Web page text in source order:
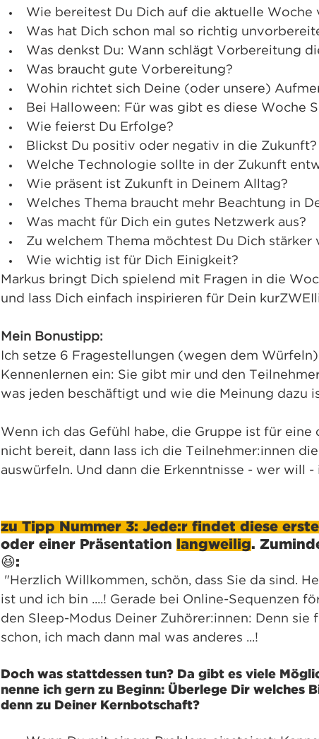
Wie bereitest Du Dich auf die aktuelle Woche
Was hat Dich schon mal so richtig
Was denkst Du: Wann schlägt Vorbereitung
Was braucht gute Vorbereitung?
Wohin richtet sich Deine (oder unsere)
Bei Halloween: Für was gibt es diese Woche
Wie feierst Du Erfolge?
Blickst Du positiv oder negativ in die Zukunft?
Welche Technologie sollte in der Zukunft
Wie präsent ist Zukunft in Deinem Alltag?
Welches Thema braucht mehr Beachtung in
Was macht für Dich ein gutes Netzwerk aus?
Zu welchem Thema möchtest Du Dich stärker
Wie wichtig ist für Dich Einigkeit?
Markus bringt Dich spielend mit Fragen in die
und lass Dich einfach inspirieren für Dein
Mein Bonustipp:
Ich setze 6 Fragestellungen (wegen dem
Kennenlernen ein: Sie gibt mir und den
was jeden beschäftigt und wie die Meinung dazu
Wenn ich das Gefühl habe, die Gruppe ist für eine
nicht bereit, dann lass ich die Teilnehmer:innen
auswürfeln. Und dann die Erkenntnisse - wer will -
zu Tipp Nummer 3: Jede:r findet diese
oder einer Präsentation
langweilig.
😆:
"Herzlich Willkommen, schön, dass Sie da sind.
ist und ich bin ....! Gerade bei Online-Sequenzen
den Sleep-Modus Deiner Zuhörer:innen: Denn sie
schon, ich mach dann mal was anderes ...!
Doch was stattdessen tun? Da gibt es viele
nenne ich gern zu Beginn: Überlege Dir welches
denn zu Deiner Kernbotschaft?